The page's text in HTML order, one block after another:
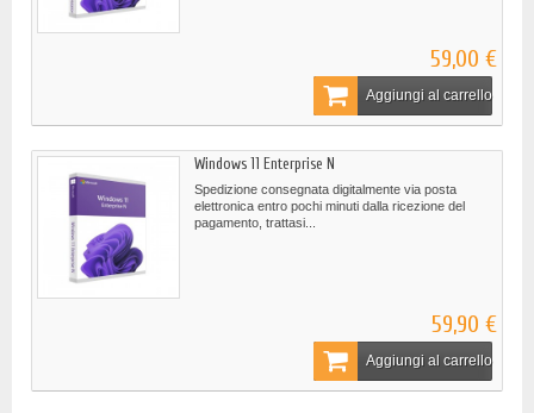
59,00 €
Aggiungi al carrello
Windows 11 Enterprise N
Spedizione consegnata digitalmente via posta
elettronica entro pochi minuti dalla ricezione del
pagamento, trattasi...
59,90 €
Aggiungi al carrello